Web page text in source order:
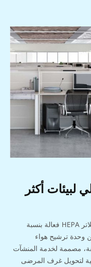
لبيئات أكثر
مزودة بترشيح ثلاثي المراحل بما في ذلك فلاتر HEPA فعالة بنسبة
وحدة ترشيح هواء
الدقيقة، مصممة لخدمة المنشآت
لتحويل غرف المرضى